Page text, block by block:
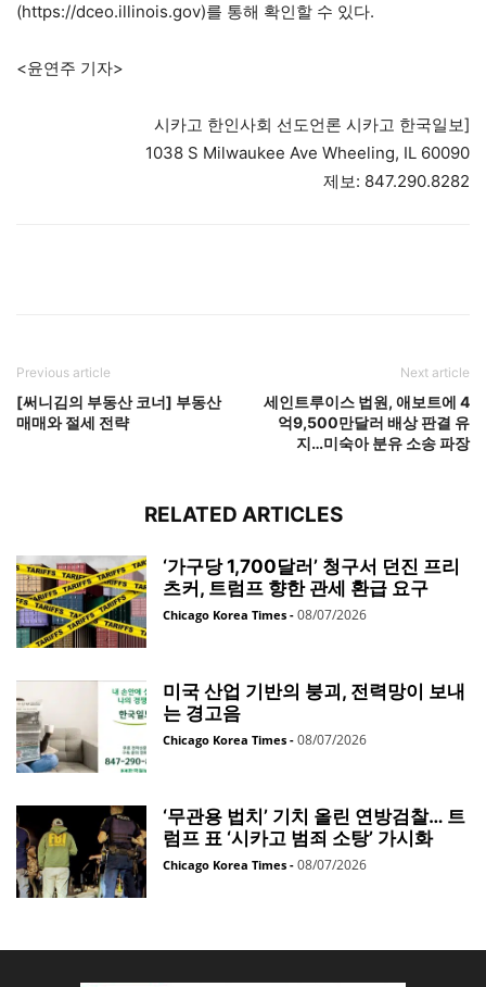
(https://dceo.illinois.gov)를 통해 확인할 수 있다.
<윤연주 기자>
시카고 한인사회 선도언론 시카고 한국일보]
1038 S Milwaukee Ave Wheeling, IL 60090
제보: 847.290.8282
Previous article
[써니김의 부동산 코너] 부동산
매매와 절세 전략
Next article
세인트루이스 법원, 애보트에 4
억9,500만달러 배상 판결 유
지…미숙아 분유 소송 파장
RELATED ARTICLES
‘가구당 1,700달러’ 청구서 던진 프리
츠커, 트럼프 향한 관세 환급 요구
Chicago Korea Times - 08/07/2026
미국 산업 기반의 붕괴, 전력망이 보내
는 경고음
Chicago Korea Times - 08/07/2026
‘무관용 법치’ 기치 올린 연방검찰… 트
럼프 표 ‘시카고 범죄 소탕’ 가시화
Chicago Korea Times - 08/07/2026